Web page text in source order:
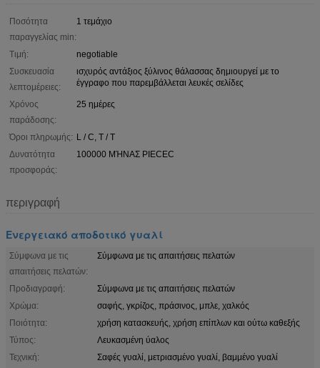
Ποσότητα
παραγγελίας min:
1 τεμάχιο
Τιμή:
negotiable
Συσκευασία
λεπτομέρειες:
ισχυρός αντάξιος ξύλινος θάλασσας δημιουργεί με το
έγγραφο που παρεμβάλλεται λευκές σελίδες
Χρόνος
παράδοσης:
25 ημέρες
Όροι πληρωμής: L / C, T / T
Δυνατότητα
προσφοράς:
100000 ΜΉΝΑΣ PIECEC
περιγραφή
Ενεργειακό αποδοτικό γυαλί
Σύμφωνα με τις
απαιτήσεις πελατών:
Σύμφωνα με τις απαιτήσεις πελατών
Προδιαγραφή:
Σύμφωνα με τις απαιτήσεις πελατών
Χρώμα:
σαφής, γκρίζος, πράσινος, μπλε, χαλκός
Ποιότητα:
χρήση κατασκευής, χρήση επίπλων και ούτω καθεξής
Τύπος:
Λευκασμένη ύαλος
Τεχνική:
Σαφές γυαλί, μετριασμένο γυαλί, βαμμένο γυαλί